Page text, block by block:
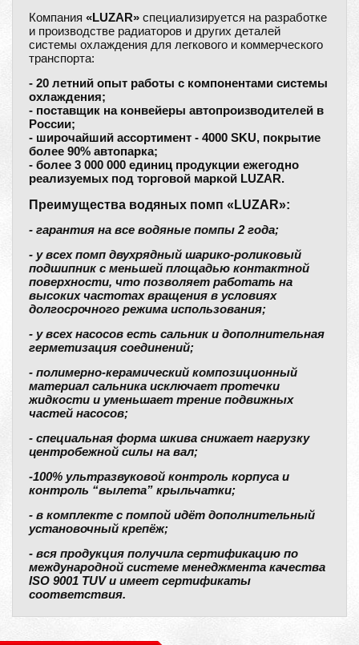
Компания «LUZAR» специализируется на разработке
и производстве радиаторов и других деталей
системы охлаждения для легкового и коммерческого
транспорта:
- 20 летний опыт работы с компонентами системы
охлаждения;
- поставщик на конвейеры автопроизводителей в
России;
- широчайший ассортимент - 4000 SKU, покрытие
более 90% автопарка;
- более 3 000 000 единиц продукции ежегодно
реализуемых под торговой маркой LUZAR.
Преимущества водяных помп «LUZAR»:
- гарантия на все водяные помпы 2 года;
- у всех помп двухрядный шарико-роликовый
подшипник с меньшей площадью контактной
поверхности, что позволяет работать на
высоких частотах вращения в условиях
долгосрочного режима использования;
- у всех насосов есть сальник и дополнительная
герметизация соединений;
- полимерно-керамический композиционный
материал сальника исключает протечки
жидкости и уменьшает трение подвижных
частей насосов;
- специальная форма шкива снижает нагрузку
центробежной силы на вал;
-100% ультразвуковой контроль корпуса и
контроль “вылета” крыльчатки;
- в комплекте с помпой идёт дополнительный
установочный крепёж;
- вся продукция получила сертификацию по
международной системе менеджмента качества
ISO 9001 TUV и имеет сертификаты
соответствия.